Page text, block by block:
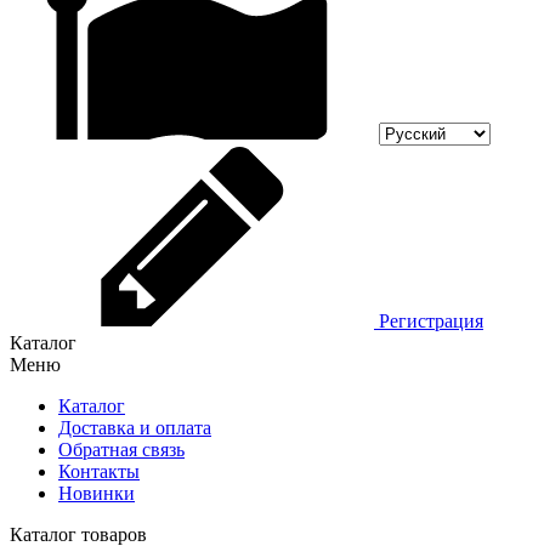
Регистрация
Каталог
Меню
Каталог
Доставка и оплата
Обратная связь
Контакты
Новинки
Каталог товаров